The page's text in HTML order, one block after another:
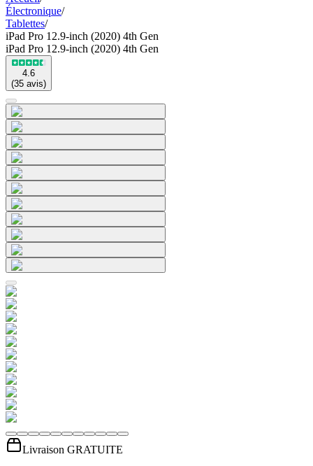
Électronique/
Tablettes/
iPad Pro 12.9-inch (2020) 4th Gen
iPad Pro 12.9-inch (2020) 4th Gen
4.6
(35 avis)
Livraison GRATUITE